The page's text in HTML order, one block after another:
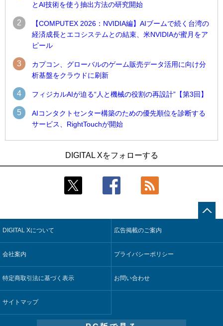
とAI技術を使う抽出方法の研究開始
2
【COMPUTEX 2026：NVIDIA編】AIブームで続く台湾の
経済成長とエコシステムとの結束、米NVIDIAが蜜月をア
ピール
3
カプコン、グローバルのゲーム販売データ活用に向け分
析基盤をクラウドに刷新
4 フィジカルAIが迫る“人と機械の役割の再設計”【第3回】
5
AIコンタクトセンター構築のための優先順位を診断する
サービス、RightTouchが開始
技術を使う抽出方法の研究開始
Umios、消費者起点の販売計画策定に向けたAIシステムを本格
コスモ石油、製油所の設備点検への四足歩行ロボット利用を
検証
【COMPUTEX 2026：Arm編】チップ自社製造で鍵を握る台
5 フィジカルAIが迫る“人と機械の役割の再設計”【第3回】
合基盤を本格稼働
鹿島建設、鋼管柱へのコンクリート充填時の異常を検出する
AIを遠隔監視システムに実装
近大病院と中外製薬、治験参加者組み入れに電子カルテとAI
技術を使う抽出方法の研究開始
そもそも今の仕事はAIエージェントを求めているのか【第25
5
製造業の現場の暗黙知を組織横断で活用するためのナレッジ
管理基盤、LIGHTzが提供
DIGITAL Xをフォローする
DIGITAL Xについて 広告掲載のご案内
会社案内 プライバシーポリシー
特定商取引法に基づく表示 お問い合わせ
サイトマップ